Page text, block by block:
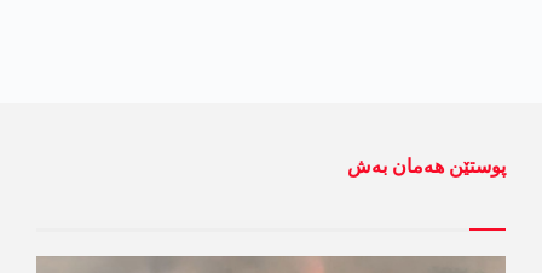
پوستێن ھەمان بەش